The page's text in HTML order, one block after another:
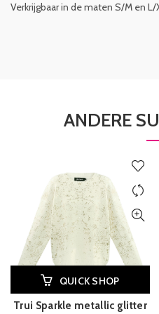
Verkrijgbaar in de maten S/M en L/
ANDERE
QUICK SHOP
Trui Sparkle metallic glitter